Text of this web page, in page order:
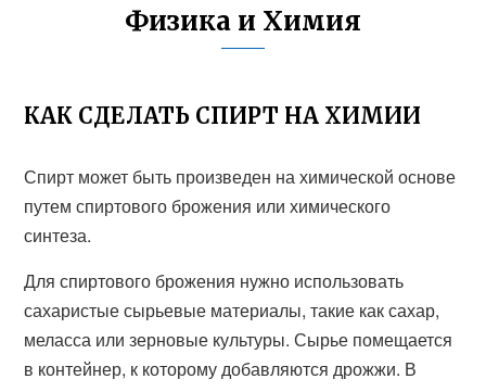
Физика и Химия
КАК СДЕЛАТЬ СПИРТ НА ХИМИИ
Спирт может быть произведен на химической основе
путем спиртового брожения или химического
синтеза.
Для спиртового брожения нужно использовать
сахаристые сырьевые материалы, такие как сахар,
меласса или зерновые культуры. Сырье помещается
в контейнер, к которому добавляются дрожжи. В